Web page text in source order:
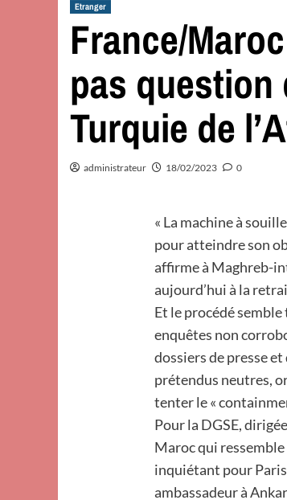
Etranger
France/
pas question
Turquie de
administrateur 18/02/2023 0
« La machine à
pour atteindre son
affirme à Maghreb-
aujourd’hui à la
Et le procédé
enquêtes non
dossiers de presse
prétendus neutres,
tenter le «
Pour la DGSE,
Maroc qui
inquiétant pour
ambassadeur à